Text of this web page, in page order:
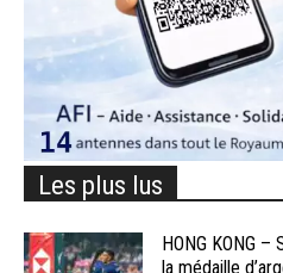
Les plus lus
HONG KONG
la médaille